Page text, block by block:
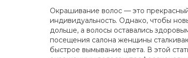
Окрашивание волос — это
индивидуальность. Однако, чтобы
дольше, а волосы оставались
посещения салона женщины
быстрое вымывание цвета. В этой